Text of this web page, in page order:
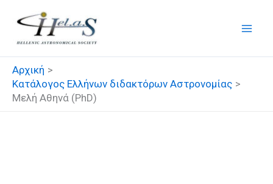
στο
περιεχόμενο
Αρχική
Κατάλογος Ελλήνων διδακτόρων Αστρονομίας
Μελή Αθηνά (PhD)